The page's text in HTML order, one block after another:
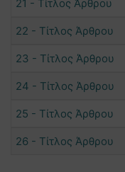
21 - Τίτλος Άρθρου
22 - Τίτλος Άρθρου
23 - Τίτλος Άρθρου
24 - Τίτλος Άρθρου
25 - Τίτλος Άρθρου
26 - Τίτλος Άρθρου